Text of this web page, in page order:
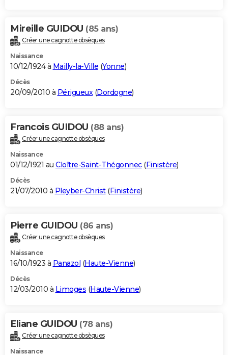
Mireille GUIDOU (85 ans)
Créer une cagnotte obsèques
Naissance
10/12/1924 à Mailly-la-Ville (Yonne)
Décès
20/09/2010 à Périgueux(Dordogne)
Francois GUIDOU (88 ans)
Créer une cagnotte obsèques
Naissance
01/12/1921 au Cloître-Saint-Thégonnec(Finistère)
Décès
21/07/2010 à Pleyber-Christ(Finistère)
Pierre GUIDOU (86 ans)
Créer une cagnotte obsèques
Naissance
16/10/1923 à Panazol (Haute-Vienne)
Décès
12/03/2010 à Limoges (Haute-Vienne)
Eliane GUIDOU (78 ans)
Créer une cagnotte obsèques
Naissance